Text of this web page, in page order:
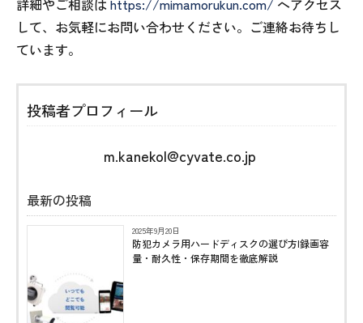
詳細やご相談はhttps://mimamorukun.com/ へアクセス
して、お気軽にお問い合わせください。ご連絡お待ちし
ています。
投稿者プロフィール
m.kanekol@cyvate.co.jp
最新の投稿
2025年9月20日
防犯カメラ用ハードディスクの選び方|録画容
量・耐久性・保存期間を徹底解説